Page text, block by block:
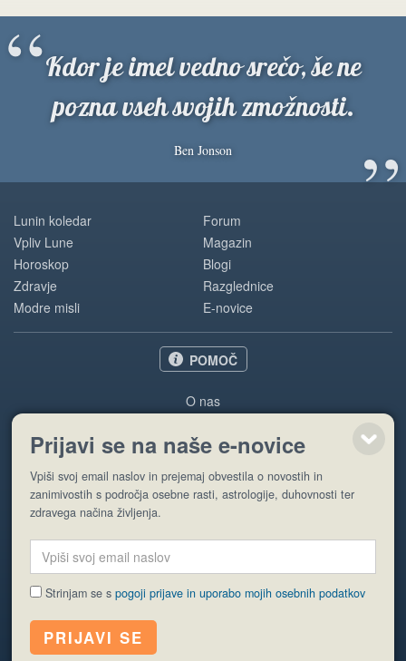
Kdor je imel vedno srečo, še ne
pozna vseh svojih zmožnosti.
Ben Jonson ”
“
Lunin koledar
Vpliv Lune
Horoskop
Zdravje
Modre misli
Forum
Magazin
Blogi
Razglednice
E-novice
POMOČ
O nas
Pogoji uporabe
Pošlji stran
© EyeCatching. Vse pravice so pridržane.
Prijavi se na naše e-novice
Vpiši svoj email naslov in prejemaj obvestila o novostih in
zanimivostih s področja osebne rasti, astrologije, duhovnosti ter
zdravega načina življenja.
Strinjam se spogoji prijave in uporabo mojih osebnih podatkov